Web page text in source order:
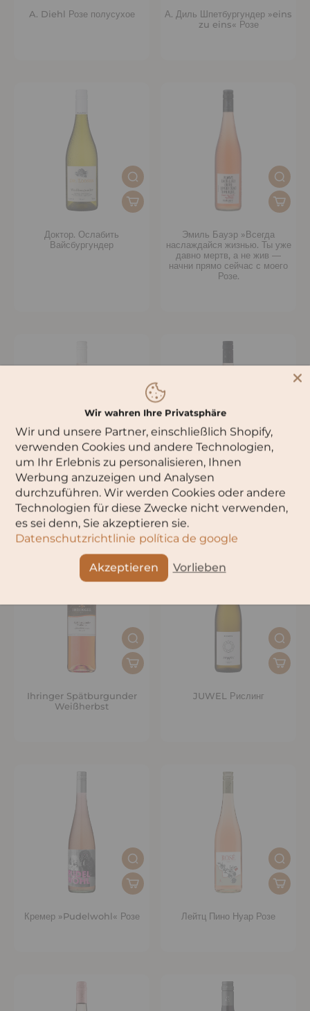
A. Diehl Розе полусухое
А. Диль Шпетбургундер »eins
zu eins« Розе
Доктор. Ослабить
Вайсбургундер
Эмиль Бауэр »Всегда
наслаждайся жизнью. Ты уже
давно мертв, а не жив —
начни прямо сейчас с моего
Розе.
Золотой Мускат Розе Грох Розе
Ihringer Spätburgunder
Weißherbst
JUWEL Рислинг
Кремер »Pudelwohl« Розе Лейтц Пино Нуар Розе
Wir wahren Ihre Privatsphäre
Wir und unsere Partner, einschließlich Shopify,
verwenden Cookies und andere Technologien,
um Ihr Erlebnis zu personalisieren, Ihnen
Werbung anzuzeigen und Analysen
durchzuführen. Wir werden Cookies oder andere
Technologien für diese Zwecke nicht verwenden,
es sei denn, Sie akzeptieren sie.
Datenschutzrichtlinie política de google
Akzeptieren Vorlieben